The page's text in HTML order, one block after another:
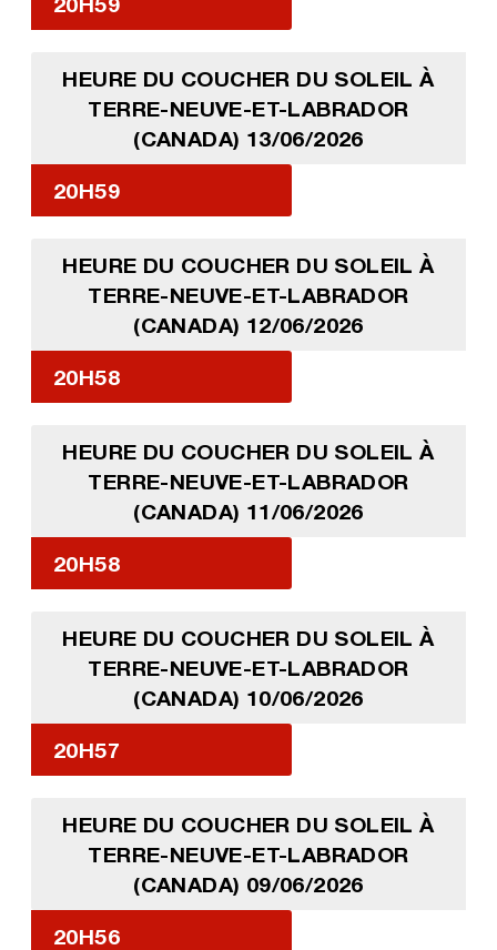
HEURE DU COUCHER DU SOLEIL À
TERRE-NEUVE-ET-LABRADOR
(CANADA) 13/06/2026
20H59
HEURE DU COUCHER DU SOLEIL À
TERRE-NEUVE-ET-LABRADOR
(CANADA) 12/06/2026
20H58
HEURE DU COUCHER DU SOLEIL À
TERRE-NEUVE-ET-LABRADOR
(CANADA) 11/06/2026
20H58
HEURE DU COUCHER DU SOLEIL À
TERRE-NEUVE-ET-LABRADOR
(CANADA) 10/06/2026
20H57
HEURE DU COUCHER DU SOLEIL À
TERRE-NEUVE-ET-LABRADOR
(CANADA) 09/06/2026
20H56